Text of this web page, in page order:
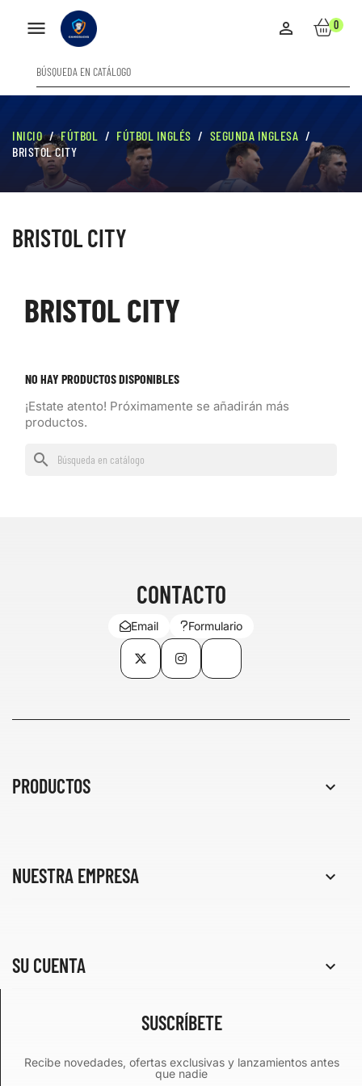
 0

INICIO FÚTBOL FÚTBOL INGLÉS
SEGUNDA INGLESA
BRISTOL CITY
BRISTOL CITY
BRISTOL CITY
NO HAY PRODUCTOS DISPONIBLES
¡Estate atento! Próximamente se añadirán más
productos.
search
CONTACTO
Email Formulario
Twitter InstagramTikTok
PRODUCTOS 
NUESTRA EMPRESA 
SU CUENTA 
SUSCRÍBETE
Recibe novedades, ofertas exclusivas y lanzamientos antes
que nadie